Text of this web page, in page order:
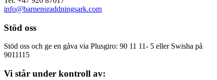
info@barnensraddningsark.com
Stöd oss
Stöd oss och ge en gåva via Plusgiro: 90 11 11- 5 eller Swisha på
9011115
Vi står under kontroll av: